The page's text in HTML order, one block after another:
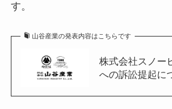
す。
山谷産業の発表内容はこちらです
株式会社スノー
への訴訟提起に